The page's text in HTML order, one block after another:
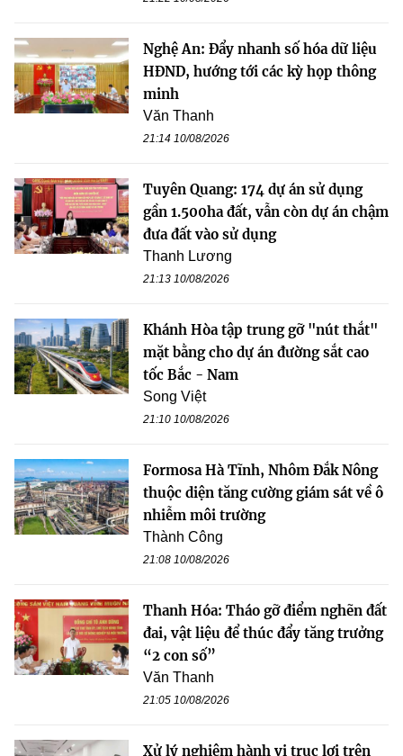
Nghệ An: Đẩy nhanh số hóa dữ liệu
HĐND, hướng tới các kỳ họp thông
minh
Văn Thanh
21:14 10/08/2026
Tuyên Quang: 174 dự án sử dụng
gần 1.500ha đất, vẫn còn dự án chậm
đưa đất vào sử dụng
Thanh Lương
21:13 10/08/2026
Khánh Hòa tập trung gỡ "nút thắt"
mặt bằng cho dự án đường sắt cao
tốc Bắc - Nam
Song Việt
21:10 10/08/2026
Formosa Hà Tĩnh, Nhôm Đắk Nông
thuộc diện tăng cường giám sát về ô
nhiễm môi trường
Thành Công
21:08 10/08/2026
Thanh Hóa: Tháo gỡ điểm nghẽn đất
đai, vật liệu để thúc đẩy tăng trưởng
“2 con số”
Văn Thanh
21:05 10/08/2026
Xử lý nghiêm hành vi trục lợi trên